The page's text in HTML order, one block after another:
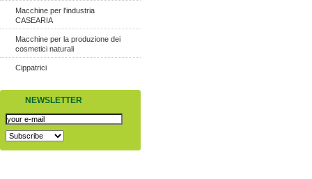
Macchine per l'industria
CASEARIA
Macchine per la produzione dei
cosmetici naturali
Cippatrici
NEWSLETTER